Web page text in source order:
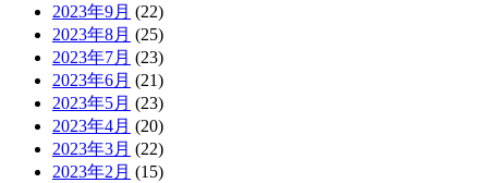
2023年9月 (22)
2023年8月 (25)
2023年7月 (23)
2023年6月 (21)
2023年5月 (23)
2023年4月 (20)
2023年3月 (22)
2023年2月 (15)